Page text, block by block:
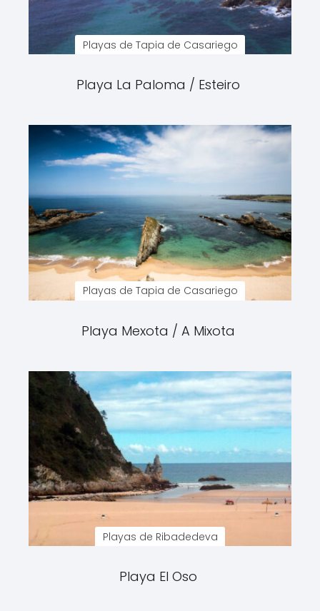
Playas de Tapia de Casariego
Playa La Paloma / Esteiro
Playas de Tapia de Casariego
Playa Mexota / A Mixota
Playas de Ribadedeva
Playa El Oso